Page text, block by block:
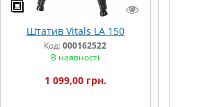
Штатив Vitals LA 150
Код:000162522
В наявності
1 099,00 грн.